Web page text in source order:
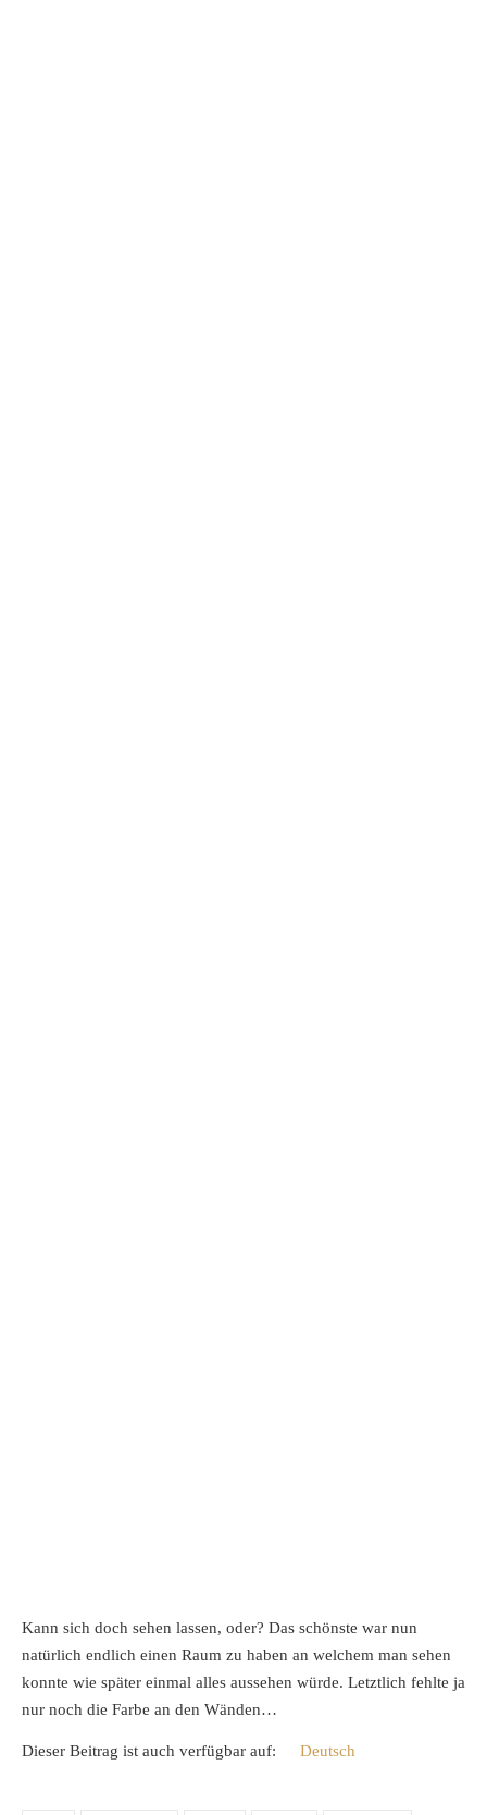
Kann sich doch sehen lassen, oder? Das schönste war nun
natürlich endlich einen Raum zu haben an welchem man sehen
konnte wie später einmal alles aussehen würde. Letztlich fehlte ja
nur noch die Farbe an den Wänden…
Dieser Beitrag ist auch verfügbar auf: Deutsch